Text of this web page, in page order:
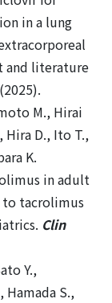
in a lung
and literature
M., Hirai
Hira D., Ito T.,
K.
in adult
to tacrolimus
Clin
Y.,
Hamada S.,